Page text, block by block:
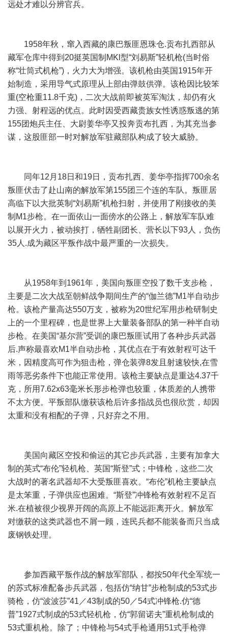
远处才难以分辨官兵。
1958年秋，窜入西藏的康巴叛匪恩珠仓.贡布扎西部从
藏军仓库中得到20挺英国制MKl型“刘易斯”轻机枪(当时俗
称“壮筒式机枪”)，火力大为增强。该机枪由英国1915年开
始制造，采用导气式原理从上部由弹鼓供弹。该枪因比较笨
重(空枪重11.8千克)，二次大战前即被英军淘汰，却仍有火
力强、射程远的优点。此时因受西藏贵族女性诱惑叛逃的第
155团炮兵主任、大尉姜华亭又投奔贡布扎西，为其充当参
谋，这股匪部一时对解放军驻藏部队构成了较大威胁。
同年12月18日和19日，贡布扎西、姜华亭指挥700余名
叛匪伏击了赴山南的解放军第155团三个连的车队。叛匪居
高临下以大批英制“刘易斯”机枪扫射，并使用了刚接收的美
制M1步枪。在一面依山一面傍水的公路上，解放军车队难
以展开火力，被动挨打，牺牲副团长、营长以下93人，负伤
35人.成为藏区平叛作战中最严重的一次损失。
从1958年到1961年，美国向叛匪空投了数千支步枪，
主要是二次大战至朝鲜战争期间生产的“伽兰德”M1半自动步
枪。该枪产量高达550万支，被称为20世纪军用步枪研制史
上的一个里程碑，也是世界上大量装备部队的第一种半自动
步枪。在美国“基尔营”受训的康巴叛匪试用了各种步兵武器
后.声称最喜欢M1半自动步枪，其优点在于有效射程可达千
米，因精度高可作为狙击枪，弹仓装弹8发且射速较快,在雪
雨等恶劣条件下也能正常使用。该枪主要缺点是重达4.37千
克，所用7.62x63毫米长形步枪弹也较重，体质差的人携带
不太方便。平叛部队缴获该枪后许多指战员也很欣赏，却因
太重和没有相配的子弹，只好弃之不用。
美国向藏区空投和偷运的其它步兵武器，主要有加拿大
制的英式“布伦”轻机枪、英国“斯登”式；中锋枪，这些二次
大战时的著名武器却不大受叛匪喜欢。“布伦”机枪主要缺点
是太笨重，子弹供应也困难。“斯登”冲锋枪有效射程不足百
米.在植被很少视界开阔的高原上不能远距离开火。解放军
对缴获的这类武器也不屑一顾，连民兵都不能装备而只当成
废钢铁处理。
参加西藏平叛作战的解放军部队，都按50年代全军统一
的苏式标准配备步兵武器，包括仿“纳甘”步枪制成的53式步
骑枪，仿“波波莎”41／43制成的50／54式冲锋枪.仿“德
普”1927式制成的53式轻机枪，仿“郭留诺夫”重机枪制成的
53式重机枪。除了；中锋枪与54式手枪通用51式手枪弹